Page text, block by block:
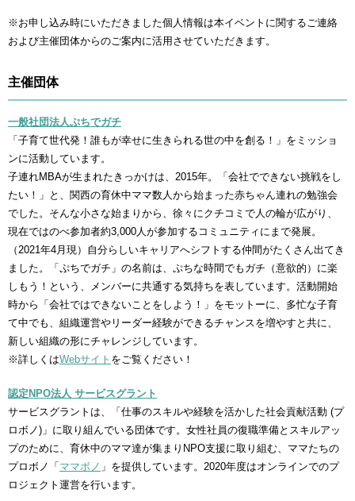
※お申し込み時にいただきました個人情報は本イベントに関するご連絡
および主催団体からのご案内に活用させていただきます。
主催団体
一般社団法人ぷちでガチ
「子育て世代発！誰もが幸せに生きられる世の中を創る！」をミッショ
ンに活動しています。
子連れMBAが生まれたきっかけは、2015年。「会社でできない挑戦をし
たい！」と、関西の育休中ママ数人から始まった赤ちゃん連れの勉強会
でした。そんな小さな始まりから、徐々にクチコミで人の輪が広がり、
現在ではのべ参加者約3,000人が参加するコミュニティにまで発展。
（2021年4月現）自分らしいキャリアへシフトする仲間がたくさん出てき
ました。「ぷちでガチ」の名前は、ぷちな時間でもガチ（意欲的）に楽
しもう！という、メンバーに共通する気持ちを表しています。活動開始
時から「会社ではできないことをしよう！」をモットーに、多忙な子育
て中でも、組織運営やリーダー経験ができるチャンスを増やすと共に、
新しい組織の形にチャレンジしています。
※詳しくはWebサイト をご覧ください！
認定NPO法人 サービスグラント
サービスグラントは、「仕事のスキルや経験を活かした社会貢献活動 (プ
ロボノ)」に取り組んでいる団体です。女性社員の復職準備とスキルアッ
プのために、育休中のママ達が集まりNPO支援に取り組む、ママたちの
プロボノ「 ママボノ 」を提供しています。2020年度はオンラインでのプ
ロジェクト運営を行います。